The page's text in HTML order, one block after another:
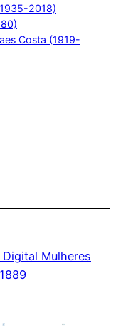
2018)
Costa (1919-
Mulheres